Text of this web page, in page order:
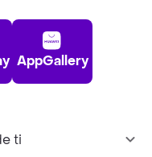
AppGallery
ti